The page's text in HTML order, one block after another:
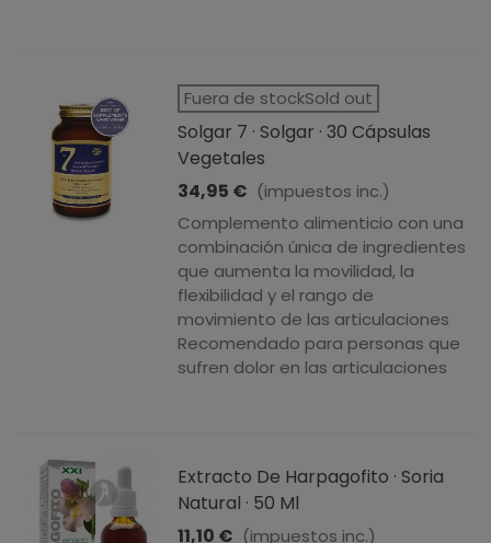
Fuera de stockSold out
Solgar 7 · Solgar · 30 Cápsulas
Vegetales
34,95 € (impuestos inc.)
Complemento alimenticio con una
combinación única de ingredientes
que aumenta la movilidad, la
flexibilidad y el rango de
movimiento de las articulaciones
Recomendado para personas que
sufren dolor en las articulaciones
Extracto De Harpagofito · Soria
Natural · 50 Ml
11,10 € (impuestos inc.)